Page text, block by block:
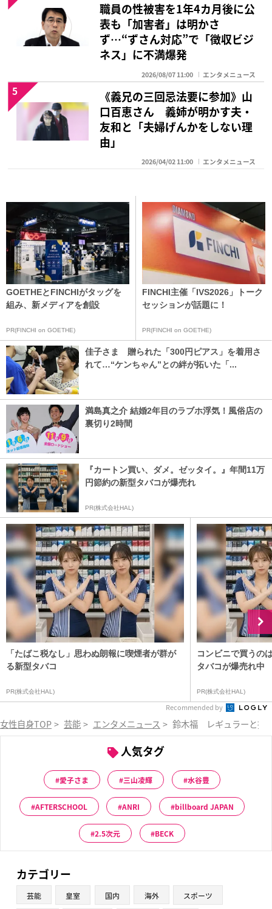
職員の性被害を1年4カ月後に公
表も「加害者」は明かさ
ず…“ずさん対応”で「徴収ビジ
ネス」に不満爆発
2026/08/07 11:00 エンタメニュース
《義兄の三回忌法要に参加》山
口百恵さん 義姉が明かす夫・
友和と「夫婦げんかをしない理
由」
2026/04/02 11:00 エンタメニュース
5
GOETHEとFINCHIがタッグを
組み、新メディアを創設
PR(FINCHI on GOETHE)
FINCHI主催「IVS2026」トーク
セッションが話題に！
PR(FINCHI on GOETHE)
佳子さま 贈られた「300円ピアス」を着用さ
れて…“ケンちゃん”との絆が拓いた「...
満島真之介 結婚2年目のラブホ浮気！風俗店の
裏切り2時間
『カートン買い、ダメ。ゼッタイ。』年間11万
円節約の新型タバコが爆売れ
PR(株式会社HAL)
「たばこ税なし」思わぬ朗報に喫煙者が群が
る新型タバコ
PR(株式会社HAL)
コンビニで買うの
タバコが爆売れ中
PR(株式会社HAL)
Recommended by
女性自身TOP > 芸能 > エンタメニュース > 鈴木福 レギュラーと授
人気タグ
愛子さま 三山凌輝 水谷豊
AFTERSCHOOL ANRI billboard JAPAN
2.5次元 BECK
カテゴリー
芸能 皇室 国内 海外 スポーツ